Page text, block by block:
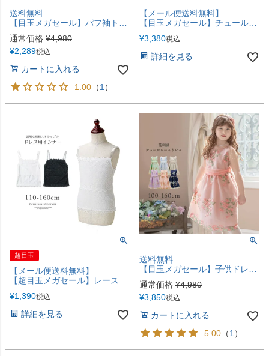
送料無料
【目玉メガセール】パフ袖トップス＆フリルパンツ水着セット パフスリーブスイムウェア セパレート上下セット 水着 キッズ ジュニア 女の子 小学生 キャサリンコテージ TAK
通常価格 ¥4,980
¥2,289税込
カートに入れる
1.00 （1 ）
【メール便送料無料】
【目玉メガセール】チュールレースフェアリードレス フォーマル ドレス 110 120 130 140 シースルー 透け感 花柄レース 白 紫 緑 キャサリンコテージ YUP12《メール便優先商品》
¥3,380税込
詳細を見る
超目玉
【メール便送料無料】
【超目玉メガセール】レースキャミソール ドレスインナー キッズ 女の子 肌着 キャサリンコテージ YUP12 ≪メール便優先商品≫
¥1,390税込
詳細を見る
送料無料
【目玉メガセール】子供ドレス 花刺繍チュールレースドレス・プティ 発表会衣装 キッズドレス キャサリンコテージ TAK
通常価格 ¥4,980
¥3,850税込
カートに入れる
5.00 （1 ）